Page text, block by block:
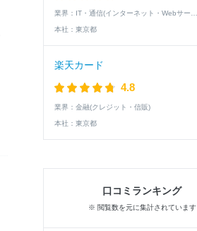
業界：
本社： 東京都
楽天カード
4.8
業界： 金融(クレジット・信販)
本社： 東京都
口コミランキング
※ 閲覧数を元に集計されています